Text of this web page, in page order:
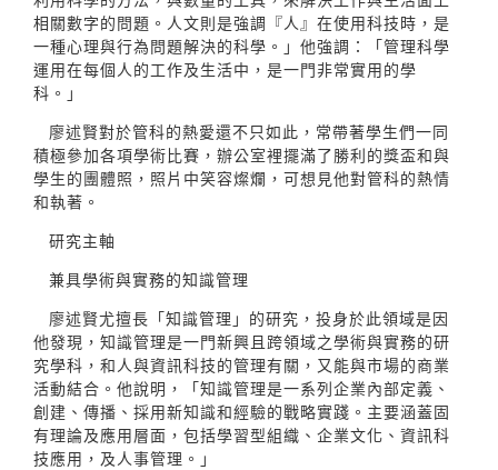
相關數字的問題。人文則是強調『人』在使用科技時，是
一種心理與行為問題解決的科學。」他強調：「管理科學
運用在每個人的工作及生活中，是一門非常實用的學
科。」
廖述賢對於管科的熱愛還不只如此，常帶著學生們一同
積極參加各項學術比賽，辦公室裡擺滿了勝利的獎盃和與
學生的團體照，照片中笑容燦爛，可想見他對管科的熱情
和執著。
研究主軸
兼具學術與實務的知識管理
廖述賢尤擅長「知識管理」的研究，投身於此領域是因
他發現，知識管理是一門新興且跨領域之學術與實務的研
究學科，和人與資訊科技的管理有關，又能與市場的商業
活動結合。他說明，「知識管理是一系列企業內部定義、
創建、傳播、採用新知識和經驗的戰略實踐。主要涵蓋固
有理論及應用層面，包括學習型組織、企業文化、資訊科
技應用，及人事管理。」